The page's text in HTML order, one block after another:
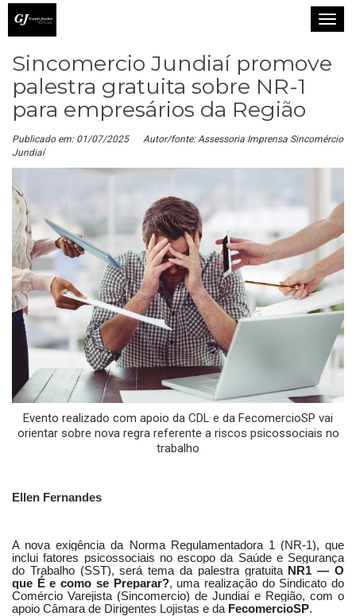
T
g
n
g
a
t
i
o
n
Sincomercio Jundiaí promove
palestra gratuita sobre NR-1
para empresários da Região
Publicado em: 01/07/2025
Autor/fonte: Assessoria Imprensa Sincomércio
Jundiaí
Evento realizado com apoio da CDL e da FecomercioSP vai
orientar sobre nova regra referente a riscos psicossociais no
trabalho
Ellen Fernandes
A nova exigência da Norma Regulamentadora 1 (NR-1), que
inclui fatores psicossociais no escopo da Saúde e Segurança
do Trabalho (SST), será tema da palestra gratuita NR1 — O
que É e como se Preparar?, uma realização do Sindicato do
Comércio Varejista (Sincomercio) de Jundiaí e Região, com o
apoio Câmara de Dirigentes Lojistas e da FecomercioSP.